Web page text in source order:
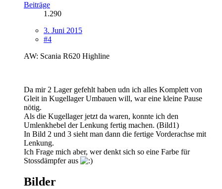
Beiträge
1.290
3. Juni 2015
#4
AW: Scania R620 Highline
Da mir 2 Lager gefehlt haben udn ich alles Komplett von
Gleit in Kugellager Umbauen will, war eine kleine Pause
nötig.
Als die Kugellager jetzt da waren, konnte ich den
Umlenkhebel der Lenkung fertig machen. (Bild1)
In Bild 2 und 3 sieht man dann die fertige Vorderachse mit
Lenkung.
Ich Frage mich aber, wer denkt sich so eine Farbe für
Stossdämpfer aus
Bilder